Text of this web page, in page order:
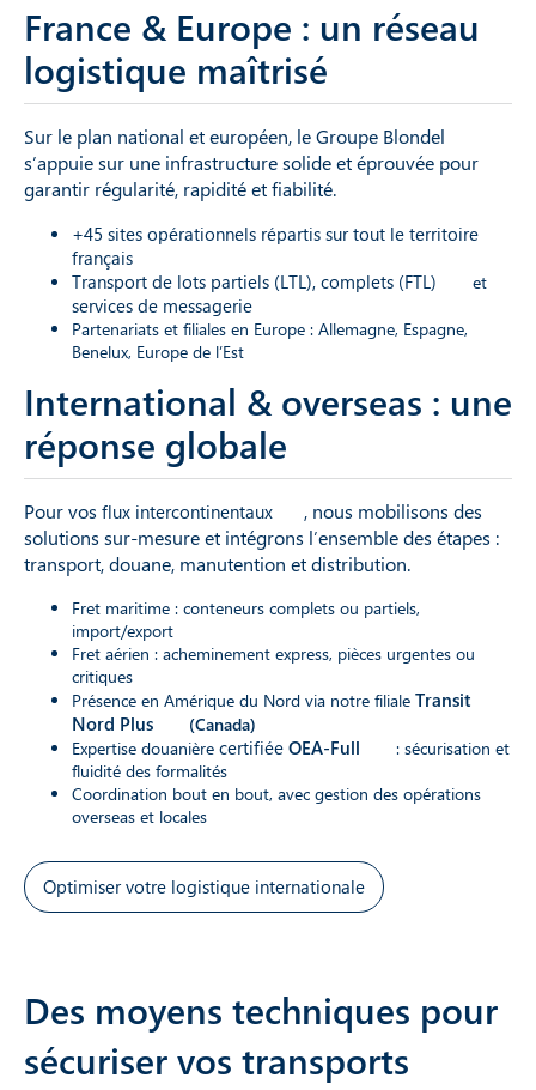
France & Europe : un réseau
logistique maîtrisé
Sur le plan national et européen, le Groupe Blondel
s’appuie sur une infrastructure solide et éprouvée pour
garantir régularité, rapidité et fiabilité.
+45 sites opérationnels répartis sur tout le territoire
français
Transport de lots partiels (LTL), complets (FTL)
et
services de messagerie
Partenariats et filiales en Europe : Allemagne, Espagne,
Benelux, Europe de l’Est
International & overseas : une
réponse globale
Pour vos flux intercontinentaux
, nous mobilisons des
solutions sur-mesure et intégrons l’ensemble des étapes :
transport, douane, manutention et distribution.
Fret maritime : conteneurs complets ou partiels,
import/export
Fret aérien : acheminement express, pièces urgentes ou
critiques
Présence en Amérique du Nord via notre filiale Transit
Nord Plus
(Canada)
Expertise douanière certifiée OEA-Full
: sécurisation et
fluidité des formalités
Coordination bout en bout, avec gestion des opérations
overseas et locales
Optimiser votre logistique internationale
Des moyens techniques pour
sécuriser vos transports